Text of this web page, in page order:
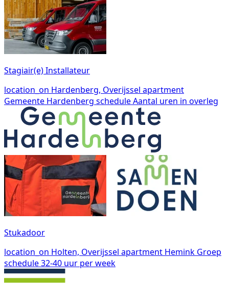
Stagiair(e) Installateur
location_on Hardenberg, Overijssel apartment
Gemeente Hardenberg scheduleAantal uren in overleg
Stukadoor
location_on Holten, Overijssel apartment Hemink Groep
schedule32-40 uur per week